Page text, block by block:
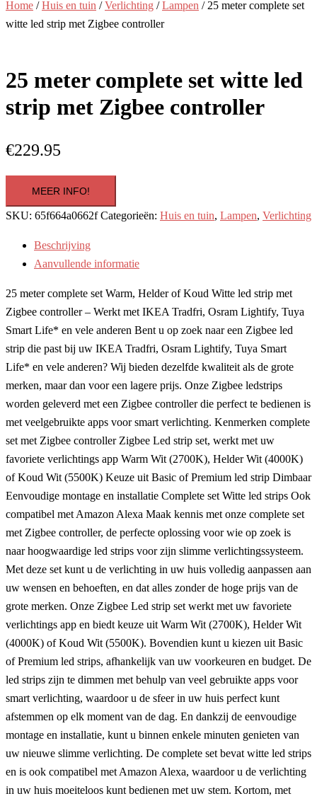
Home /Huis en tuin /Verlichting /Lampen / 25 meter complete set
witte led strip met Zigbee controller
25 meter complete set witte led
strip met Zigbee controller
€229.95
MEER INFO!
SKU: 65f664a0662f Categorieën: Huis en tuin, Lampen, Verlichting
Beschrijving
Aanvullende informatie
25 meter complete set Warm, Helder of Koud Witte led strip met
Zigbee controller – Werkt met IKEA Tradfri, Osram Lightify, Tuya
Smart Life* en vele anderen Bent u op zoek naar een Zigbee led
strip die past bij uw IKEA Tradfri, Osram Lightify, Tuya Smart
Life* en vele anderen? Wij bieden dezelfde kwaliteit als de grote
merken, maar dan voor een lagere prijs. Onze Zigbee ledstrips
worden geleverd met een Zigbee controller die perfect te bedienen is
met veelgebruikte apps voor smart verlichting. Kenmerken complete
set met Zigbee controller Zigbee Led strip set, werkt met uw
favoriete verlichtings app Warm Wit (2700K), Helder Wit (4000K)
of Koud Wit (5500K) Keuze uit Basic of Premium led strip Dimbaar
Eenvoudige montage en installatie Complete set Witte led strips Ook
compatibel met Amazon Alexa Maak kennis met onze complete set
met Zigbee controller, de perfecte oplossing voor wie op zoek is
naar hoogwaardige led strips voor zijn slimme verlichtingssysteem.
Met deze set kunt u de verlichting in uw huis volledig aanpassen aan
uw wensen en behoeften, en dat alles zonder de hoge prijs van de
grote merken. Onze Zigbee Led strip set werkt met uw favoriete
verlichtings app en biedt keuze uit Warm Wit (2700K), Helder Wit
(4000K) of Koud Wit (5500K). Bovendien kunt u kiezen uit Basic
of Premium led strips, afhankelijk van uw voorkeuren en budget. De
led strips zijn te dimmen met behulp van veel gebruikte apps voor
smart verlichting, waardoor u de sfeer in uw huis perfect kunt
afstemmen op elk moment van de dag. En dankzij de eenvoudige
montage en installatie, kunt u binnen enkele minuten genieten van
uw nieuwe slimme verlichting. De complete set bevat witte led strips
en is ook compatibel met Amazon Alexa, waardoor u de verlichting
in uw huis moeiteloos kunt bedienen met uw stem. Kortom, met